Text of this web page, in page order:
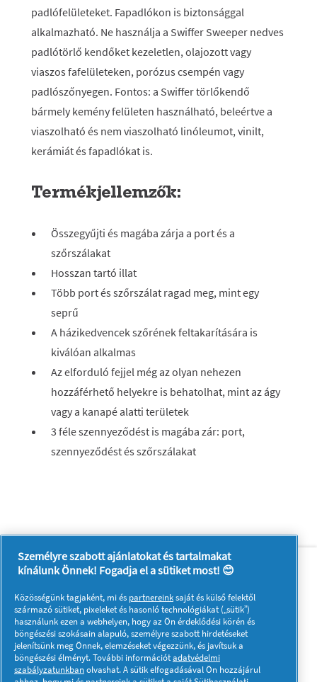
padlófelületeket. Fapadlókon is biztonsággal
alkalmazható. Ne használja a Swiffer Sweeper nedves
padlótörlő kendőket kezeletlen, olajozott vagy
viaszos fafelületeken, porózus csempén vagy
padlószőnyegen. Fontos: a Swiffer törlőkendő
bármely kemény felületen használható, beleértve a
viaszolható és nem viaszolható linóleumot, vinilt,
kerámiát és fapadlókat is.
Termékjellemzők:
Összegyűjti és magába zárja a port és a
szőrszálakat
Hosszan tartó illat
Több port és szőrszálat ragad meg, mint egy
seprű
A házikedvencek szőrének feltakarítására is
kiválóan alkalmas
Az elforduló fejjel még az olyan nehezen
hozzáférhető helyekre is behatolhat, mint az ágy
vagy a kanapé alatti területek
3 féle szennyeződést is magába zár: port,
szennyeződést és szőrszálakat
Rólunk
Kapcsolatfelvétel
A pg.com felkeresése
Kövessen minket:
Személyre szabott ajánlatokat és tartalmakat
kínálunk Önnek! Fogadja el a sütiket most! 😊
Közösségünk tagjaként, mi és partnereinksaját és külső felektől
származó sütiket, pixeleket és hasonló technológiákat („sütik”)
használunk ezen a webhelyen, hogy az Ön érdeklődési körén és
böngészési szokásain alapuló, személyre szabott hirdetéseket
jelenítsünk meg Önnek, elemzéseket végezzünk, és javítsuk a
böngészési élményt. További információtadatvédelmi
szabályzatunkbanolvashat. A sütik elfogadásával Ön hozzájárul